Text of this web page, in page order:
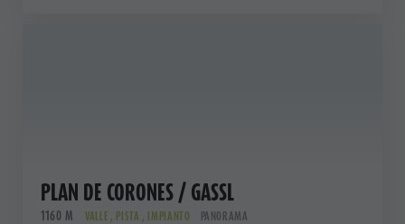
PLAN DE CORONES / GASSL
1160 M VALLE , PISTA , IMPIANTO PANORAMA